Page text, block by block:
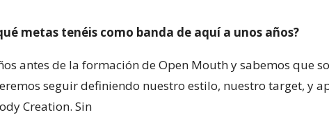
metas tenéis como banda de aquí a unos años?
antes de la formación de Open Mouth y sabemos que
seguir definiendo nuestro estilo, nuestro target, y
Creation. Sin